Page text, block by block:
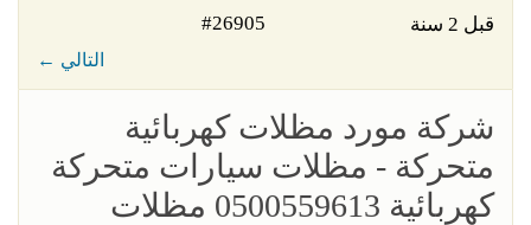
قبل 2 سنة
#26905
← التالي
شركة مورد مظلات كهربائية
متحركة - مظلات سيارات متحركة
كهربائية 0500559613 مظلات